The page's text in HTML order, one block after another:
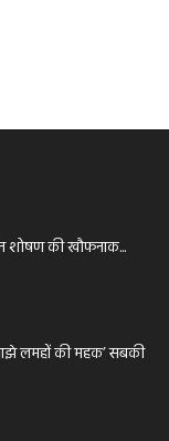
शोषण की खौफनाक...
लमहों की महक’ सबकी